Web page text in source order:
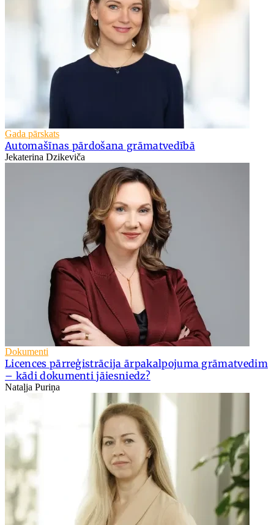
Gada pārskats
Automašīnas pārdošana grāmatvedībā
Jekaterina Dzikeviča
Dokumenti
Licences pārreģistrācija ārpakalpojuma grāmatvedim
– kādi dokumenti jāiesniedz?
Nataļja Puriņa